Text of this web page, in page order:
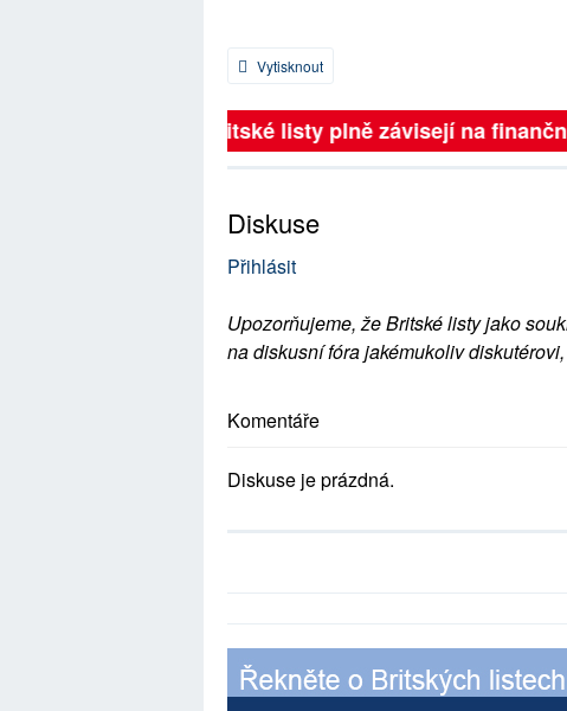
Vytisknout
Britské listy plně závisejí na
Diskuse
Přihlásit
Upozorňujeme, že Britské listy jako
na diskusní fóra jakémukoliv
Komentáře
Diskuse je prázdná.